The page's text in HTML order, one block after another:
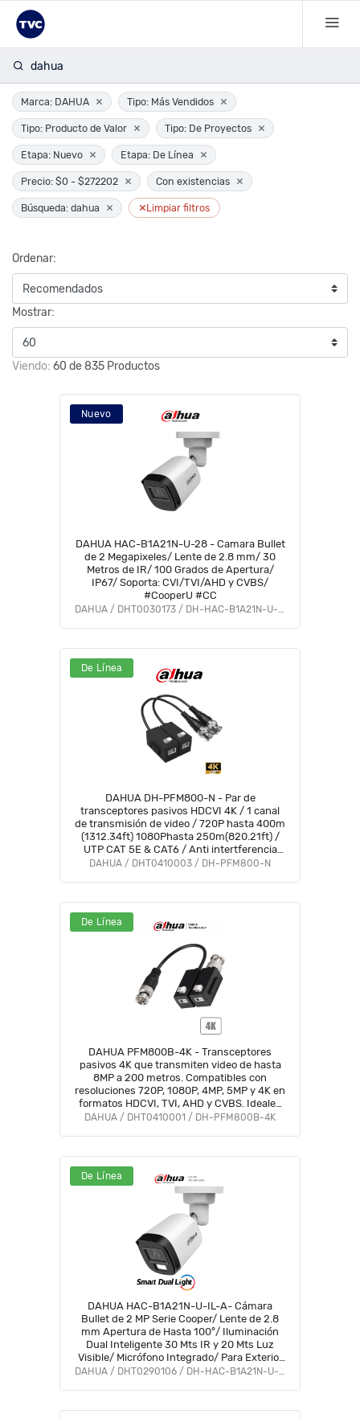
dahua
Marca: DAHUA × Tipo: Más Vendidos ×
Tipo: Producto de Valor × Tipo: De Proyectos ×
Etapa: Nuevo × Etapa: De Línea ×
Precio: $0 - $272202 × Con existencias ×
Búsqueda: dahua × ×Limpiar filtros
Ordenar:
Mostrar:
Viendo: 60 de 835 Productos
Nuevo
DAHUA HAC-B1A21N-U-28 - Camara Bullet
de 2 Megapixeles/ Lente de 2.8 mm/ 30
Metros de IR/ 100 Grados de Apertura/
IP67/ Soporta: CVI/TVI/AHD y CVBS/
#CooperU #CC
DAHUA / DHT0030173 / DH-HAC-B1A21N-U-0280B
De Línea
DAHUA DH-PFM800-N - Par de
transceptores pasivos HDCVI 4K / 1 canal
de transmisión de video / 720P hasta 400m
(1312.34ft) 1080Phasta 250m(820.21ft) /
UTP CAT 5E & CAT6 / Anti intertferencia
hasta 60db / Compatible con formatos
DAHUA / DHT0410003 / DH-PFM800-N
De Línea
DAHUA PFM800B-4K - Transceptores
pasivos 4K que transmiten video de hasta
8MP a 200 metros. Compatibles con
resoluciones 720P, 1080P, 4MP, 5MP y 4K en
formatos HDCVI, TVI, AHD y CVBS. Ideales
para vigilancia en alta resolución y largas
DAHUA / DHT0410001 / DH-PFM800B-4K
De Línea
DAHUA HAC-B1A21N-U-IL-A- Cámara
Bullet de 2 MP Serie Cooper/ Lente de 2.8
mm Apertura de Hasta 100°/ Iluminación
Dual Inteligente 30 Mts IR y 20 Mts Luz
Visible/ Micrófono Integrado/ Para Exterior
IP67#LoNuevo #OD #CD #OIM
DAHUA / DHT0290106 / DH-HAC-B1A21N-U-IL-A